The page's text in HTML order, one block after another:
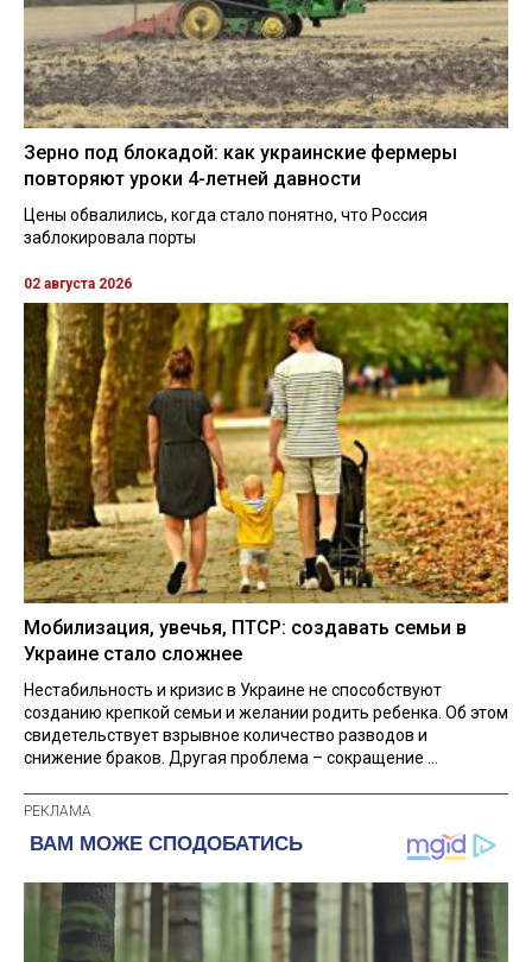
Зерно под блокадой: как украинские фермеры
повторяют уроки 4-летней давности
Цены обвалились, когда стало понятно, что Россия
заблокировала порты
02 августа 2026
Мобилизация, увечья, ПТСР: создавать семьи в
Украине стало сложнее
Нестабильность и кризис в Украине не способствуют
созданию крепкой семьи и желании родить ребенка. Об этом
свидетельствует взрывное количество разводов и
снижение браков. Другая проблема – сокращение ...